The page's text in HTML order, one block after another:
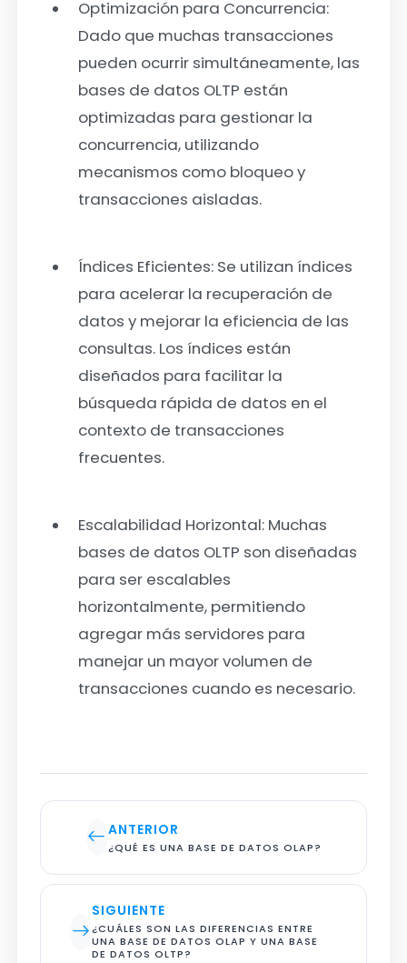
Optimización para Concurrencia:
Dado que muchas transacciones
pueden ocurrir simultáneamente, las
bases de datos OLTP están
optimizadas para gestionar la
concurrencia, utilizando
mecanismos como bloqueo y
transacciones aisladas.
Índices Eficientes: Se utilizan índices
para acelerar la recuperación de
datos y mejorar la eficiencia de las
consultas. Los índices están
diseñados para facilitar la
búsqueda rápida de datos en el
contexto de transacciones
frecuentes.
Escalabilidad Horizontal: Muchas
bases de datos OLTP son diseñadas
para ser escalables
horizontalmente, permitiendo
agregar más servidores para
manejar un mayor volumen de
transacciones cuando es necesario.
ANTERIOR
¿QUÉ ES UNA BASE DE DATOS OLAP?
SIGUIENTE
¿CUÁLES SON LAS DIFERENCIAS ENTRE
UNA BASE DE DATOS OLAP Y UNA BASE
DE DATOS OLTP?